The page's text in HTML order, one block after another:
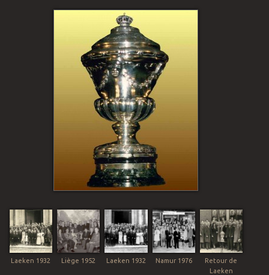
Laeken 1932 Liège 1952 Laeken 1932 Namur 1976
Retour de
Laeken